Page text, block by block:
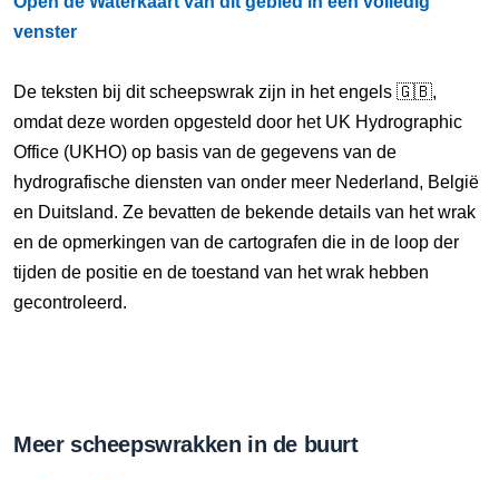
venster
De teksten bij dit scheepswrak zijn in het engels 🇬🇧,
omdat deze worden opgesteld door het UK Hydrographic
Office (UKHO) op basis van de gegevens van de
hydrografische diensten van onder meer Nederland, België
en Duitsland. Ze bevatten de bekende details van het wrak
en de opmerkingen van de cartografen die in de loop der
tijden de positie en de toestand van het wrak hebben
gecontroleerd.
Meer scheepswrakken in de buurt